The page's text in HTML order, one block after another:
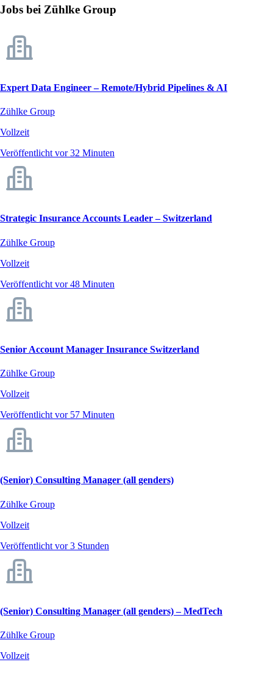
Jobs bei Zühlke Group
Expert Data Engineer – Remote/Hybrid Pipelines & AI
Zühlke Group
Vollzeit
Veröffentlicht vor 32 Minuten
Strategic Insurance Accounts Leader – Switzerland
Zühlke Group
Vollzeit
Veröffentlicht vor 48 Minuten
Senior Account Manager Insurance Switzerland
Zühlke Group
Vollzeit
Veröffentlicht vor 57 Minuten
(Senior) Consulting Manager (all genders)
Zühlke Group
Vollzeit
Veröffentlicht vor 3 Stunden
(Senior) Consulting Manager (all genders) – MedTech
Zühlke Group
Vollzeit